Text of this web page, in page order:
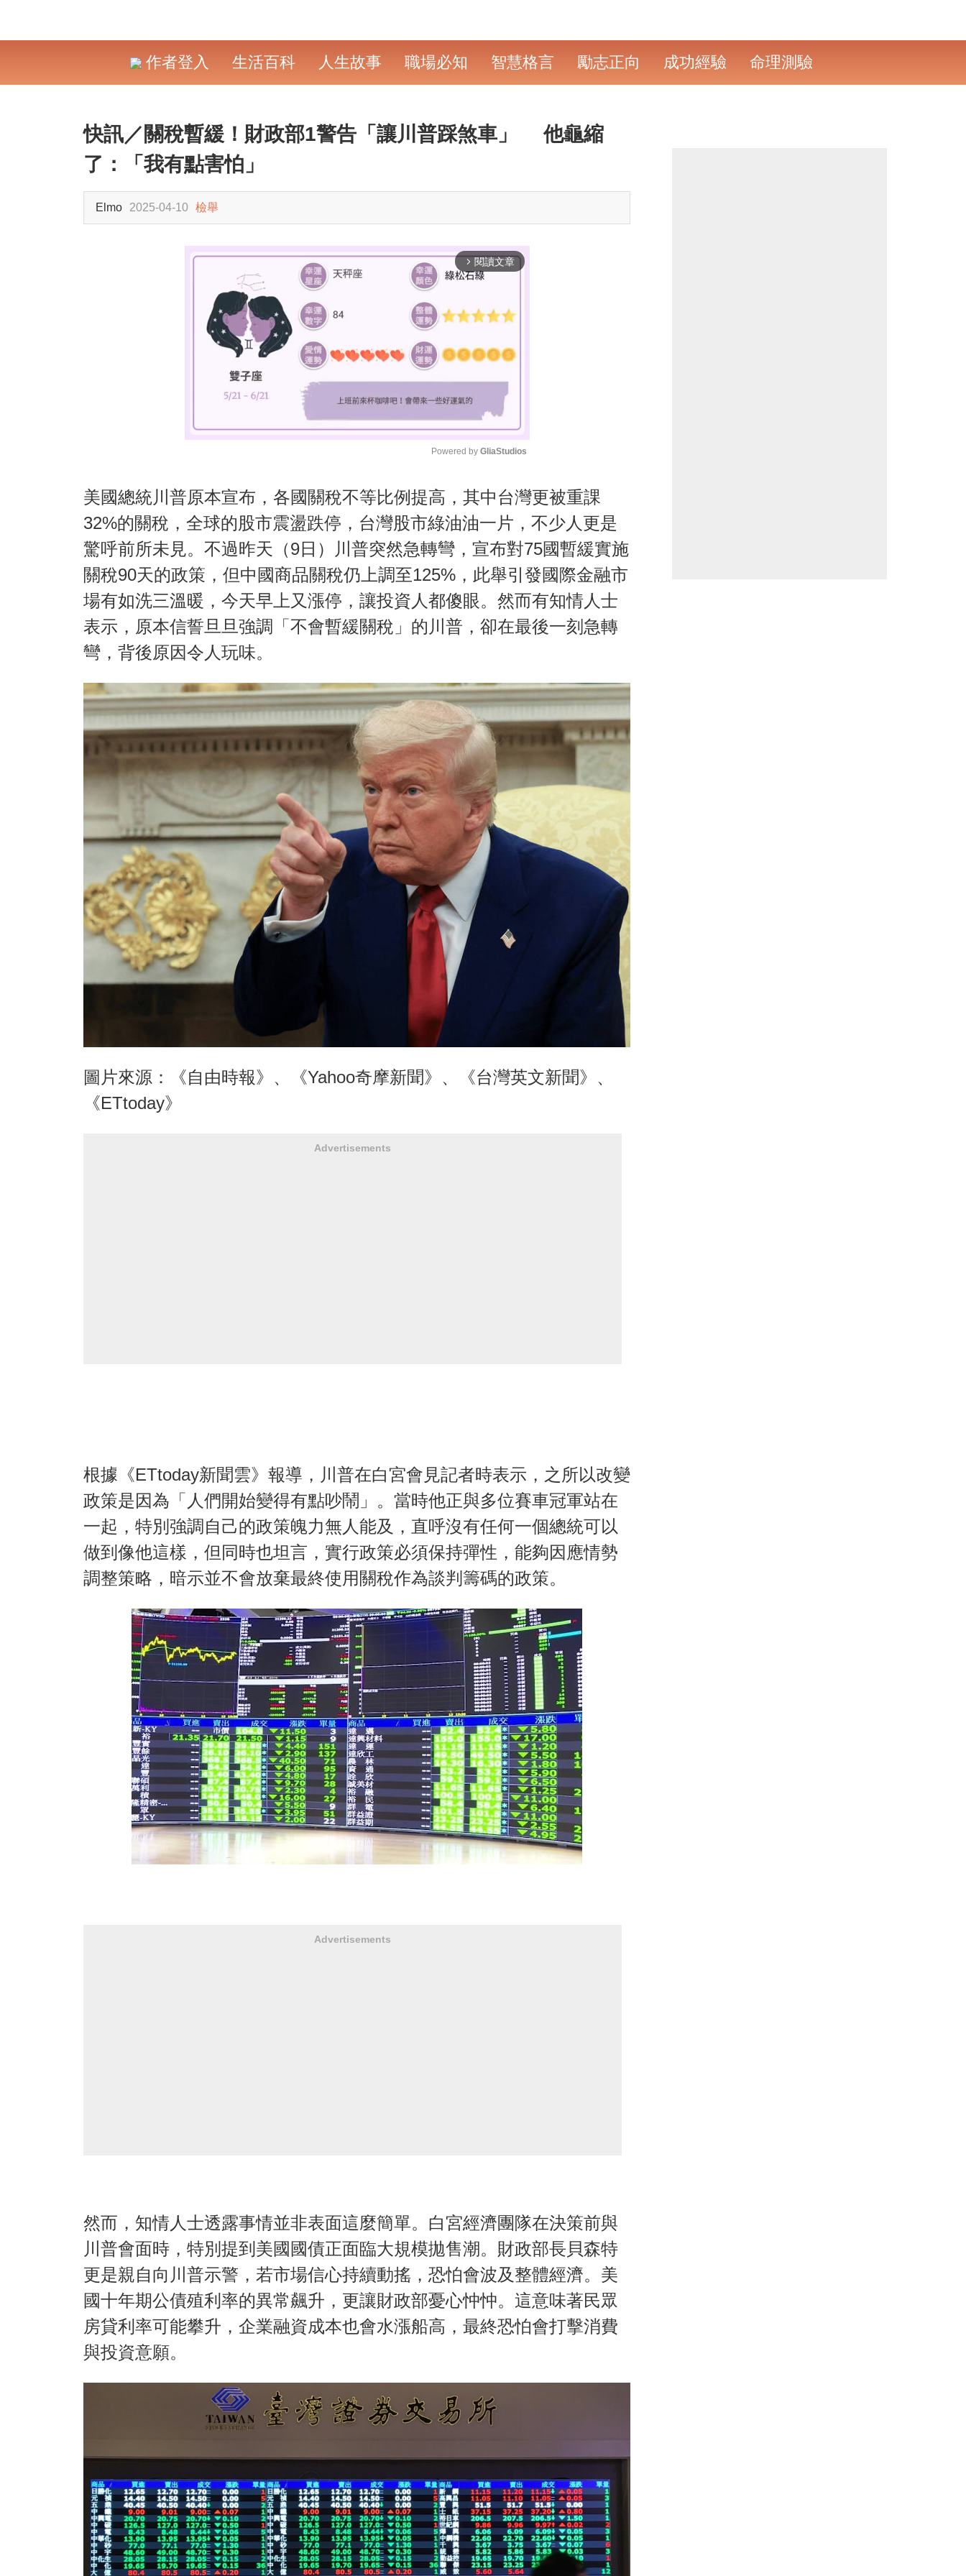
作者登入 生活百科 人生故事 職場必知 智慧格言 勵志正向 成功經驗 命理測驗
快訊／關稅暫緩！財政部1警告「讓川普踩煞車」 他龜縮
了：「我有點害怕」
Elmo 2025-04-10 檢舉
arrow_forward_ios 閱讀文章
M
u
t
Powered by GliaStudios
美國總統川普原本宣布，各國關稅不等比例提高，其中台灣更被重課
32%的關稅，全球的股市震盪跌停，台灣股市綠油油一片，不少人更是
驚呼前所未見。不過昨天（9日）川普突然急轉彎，宣布對75國暫緩實施
關稅90天的政策，但中國商品關稅仍上調至125%，此舉引發國際金融市
場有如洗三溫暖，今天早上又漲停，讓投資人都傻眼。然而有知情人士
表示，原本信誓旦旦強調「不會暫緩關稅」的川普，卻在最後一刻急轉
彎，背後原因令人玩味。
圖片來源：《自由時報》、《Yahoo奇摩新聞》、《台灣英文新聞》、
《ETtoday》
Advertisements
根據《ETtoday新聞雲》報導，川普在白宮會見記者時表示，之所以改變
政策是因為「人們開始變得有點吵鬧」。當時他正與多位賽車冠軍站在
一起，特別強調自己的政策魄力無人能及，直呼沒有任何一個總統可以
做到像他這樣，但同時也坦言，實行政策必須保持彈性，能夠因應情勢
調整策略，暗示並不會放棄最終使用關稅作為談判籌碼的政策。
Advertisements
然而，知情人士透露事情並非表面這麼簡單。白宮經濟團隊在決策前與
川普會面時，特別提到美國國債正面臨大規模拋售潮。財政部長貝森特
更是親自向川普示警，若市場信心持續動搖，恐怕會波及整體經濟。美
國十年期公債殖利率的異常飆升，更讓財政部憂心忡忡。這意味著民眾
房貸利率可能攀升，企業融資成本也會水漲船高，最終恐怕會打擊消費
與投資意願。